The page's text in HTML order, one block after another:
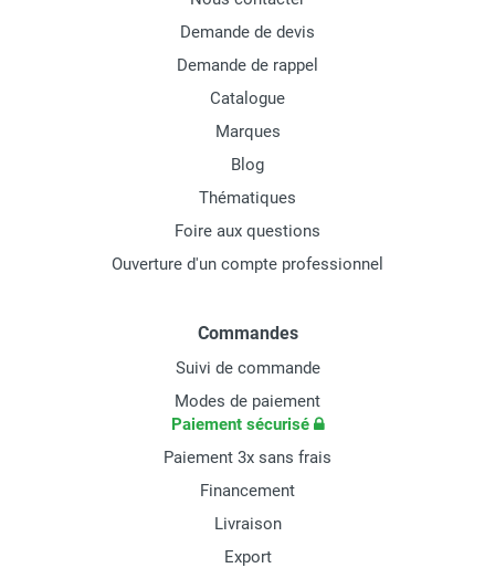
Demande de devis
Demande de rappel
Catalogue
Marques
Blog
Thématiques
Foire aux questions
Ouverture d'un compte professionnel
Commandes
Suivi de commande
Modes de paiement
Paiement sécurisé
Paiement 3x sans frais
Financement
Livraison
Export